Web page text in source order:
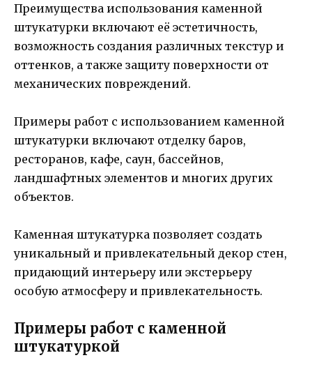
Преимущества использования каменной
штукатурки включают её эстетичность,
возможность создания различных текстур и
оттенков, а также защиту поверхности от
механических повреждений.
Примеры работ с использованием каменной
штукатурки включают отделку баров,
ресторанов, кафе, саун, бассейнов,
ландшафтных элементов и многих других
объектов.
Каменная штукатурка позволяет создать
уникальный и привлекательный декор стен,
придающий интерьеру или экстерьеру
особую атмосферу и привлекательность.
Примеры работ с каменной
штукатуркой